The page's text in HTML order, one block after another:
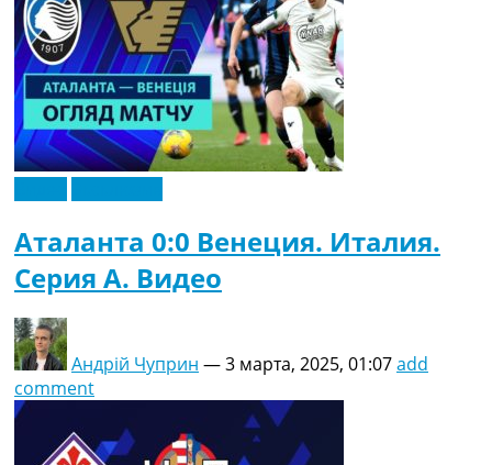
Аталанта 0:0 Венеция. Италия.
Серия A. Видео
Андрій Чуприн —3 марта, 2025, 01:07add
comment